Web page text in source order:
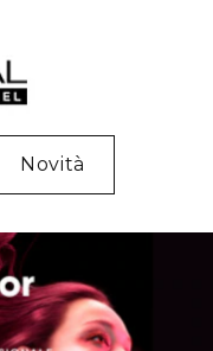
Novità